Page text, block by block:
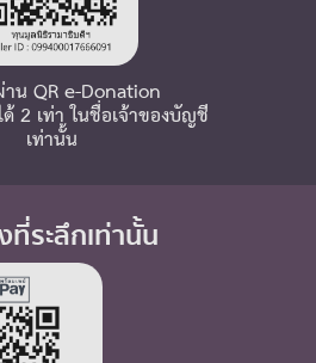
น QR e-Donation
2 เท่า ในชื่อเจ้าของบัญชี
เท่านั้น
ระลึกเท่านั้น